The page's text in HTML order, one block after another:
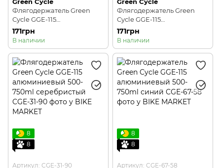
Green Cycle
Флягодержатель Green
Cycle GGE-115
алюминиевый 500-750ml
черный
171грн
В наличии
Green Cycle
Флягодержатель Green
Cycle GGE-115
алюминиевый 500-750ml
красный
171грн
В наличии
8
8
Артикул: CGE-31-90
8
8
Артикул: CGE-67-58